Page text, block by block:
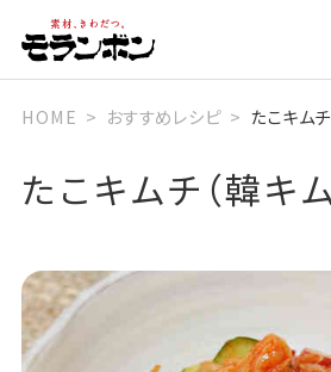
HOME おすすめレシピ たこキム
たこキムチ（韓キ